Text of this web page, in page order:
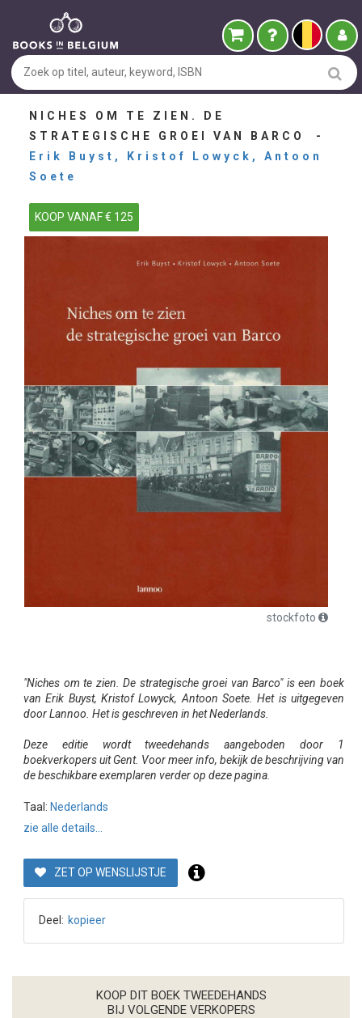
NICHES OM TE ZIEN. DE
STRATEGISCHE GROEI VAN BARCO -
Erik Buyst, Kristof Lowyck, Antoon
Soete
KOOP VANAF € 125
stockfoto
"Niches om te zien. De strategische groei van Barco" is een boek
van Erik Buyst, Kristof Lowyck, Antoon Soete. Het is uitgegeven
door Lannoo. Het is geschreven in het Nederlands.
Deze editie wordt tweedehands aangeboden door 1
boekverkopers uit Gent. Voor meer info, bekijk de beschrijving van
de beschikbare exemplaren verder op deze pagina.
Taal: Nederlands
zie alle details...
ZET OP WENSLIJSTJE
Deel: kopieer
KOOP DIT BOEK TWEEDEHANDS
BIJ VOLGENDE VERKOPERS